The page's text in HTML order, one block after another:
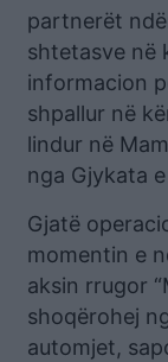
partnerët
shtetasve në
informacion
shpallur në
lindur në
nga Gjykata
Gjatë
momentin e
aksin rrugor
shoqërohej
automjet,